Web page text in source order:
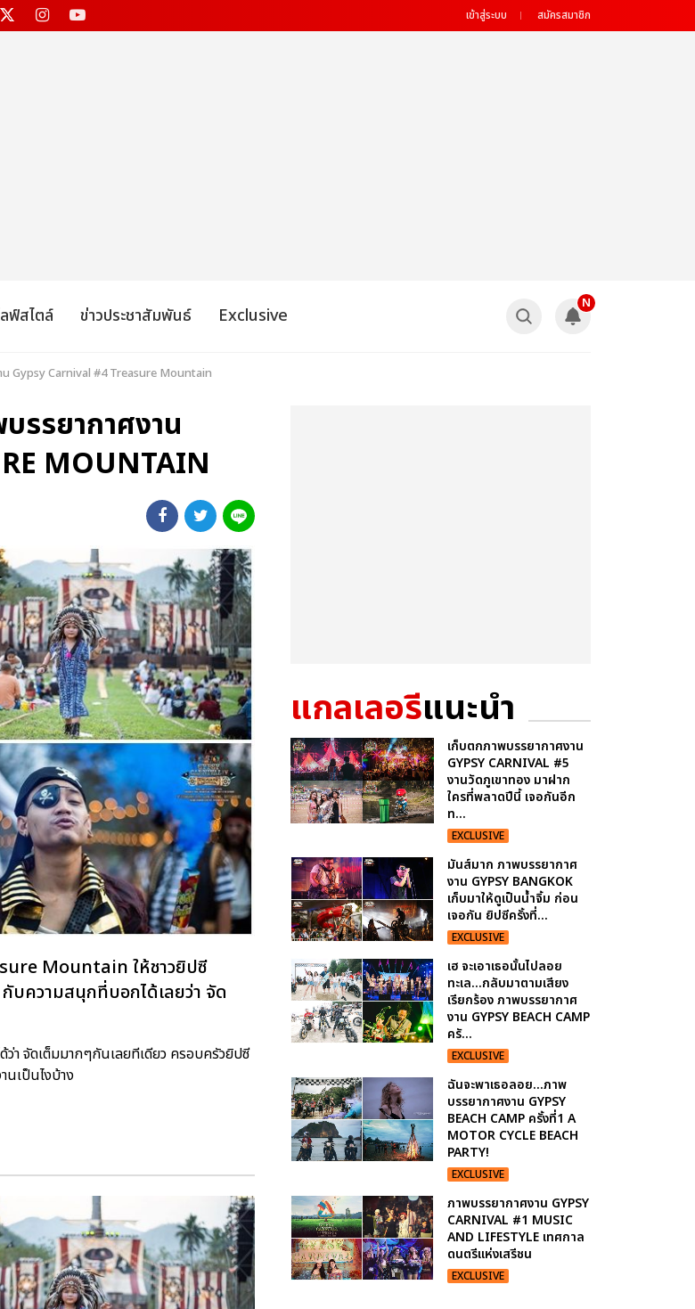
เข้าสู่ระบบ สมัครสมาชิก
ฟ์สไตล์ ข่าวประชาสัมพันธ์ Exclusive
N
น Gypsy Carnival #4 Treasure Mountain
รรยากาศงาน
MOUNTAIN
Mountain ให้ชาวยิปซี
บความสนุกที่บอกได้เลยว่า จัด
า จัดเต็มมากๆกันเลยทีเดียว ครอบครัวยิปซี
เป็นไงบ้าง
แกลเลอรีแนะนำ
เก็บตกภาพบรรยากาศงาน
GYPSY CARNIVAL #5
งานวัดภูเขาทอง มาฝาก
ใครที่พลาดปีนี้ เจอกันอีก
ท...
EXCLUSIVE
มันส์มาก ภาพบรรยากาศ
งาน GYPSY BANGKOK
เก็บมาให้ดูเป็นน้ำจิ้ม ก่อน
เจอกัน ยิปซีครั้งที่...
EXCLUSIVE
เฮ จะเอาเธอนั้นไปลอย
ทะเล...กลับมาตามเสียง
เรียกร้อง ภาพบรรยากาศ
งาน GYPSY BEACH CAMP
ครั...
EXCLUSIVE
ฉันจะพาเธอลอย...ภาพ
บรรยากาศงาน GYPSY
BEACH CAMP ครั้งที่1 A
MOTOR CYCLE BEACH
PARTY!
EXCLUSIVE
ภาพบรรยากาศงาน GYPSY
CARNIVAL #1 MUSIC
AND LIFESTYLE เทศกาล
ดนตรีแห่งเสรีชน
EXCLUSIVE